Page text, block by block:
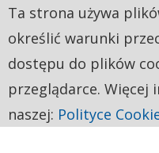
Ta strona używa
określić warunki
dostępu do plików
przeglądarce. Więcej
naszej: Polityce